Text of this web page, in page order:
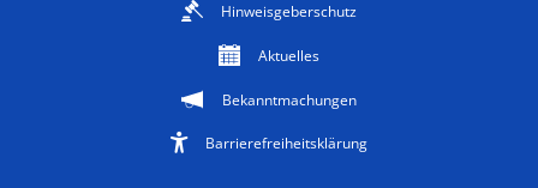
Hinweisgeberschutz
Aktuelles
Bekanntmachungen
Barrierefreiheitsklärung